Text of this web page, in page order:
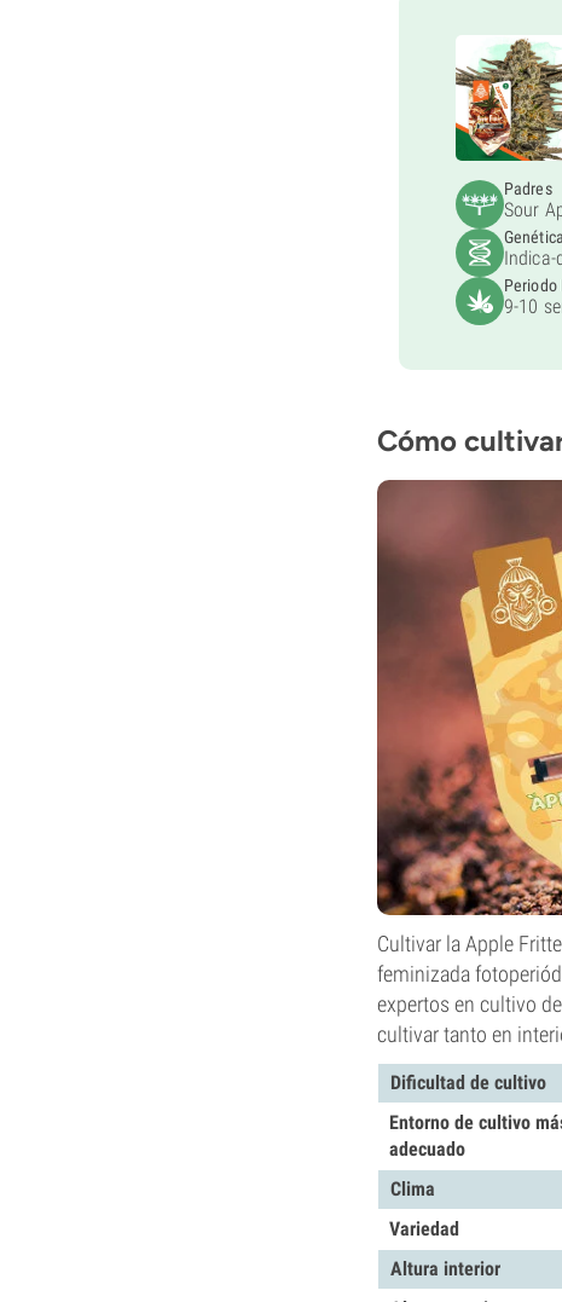
Padres
Sour
Genética
Indica-
Periodo
9-10
Cómo
Cultivar la Apple
feminizada
expertos en cultivo
cultivar tanto en
Dificultad de cultivo
Entorno de cultivo
adecuado
Clima
Variedad
Altura interior